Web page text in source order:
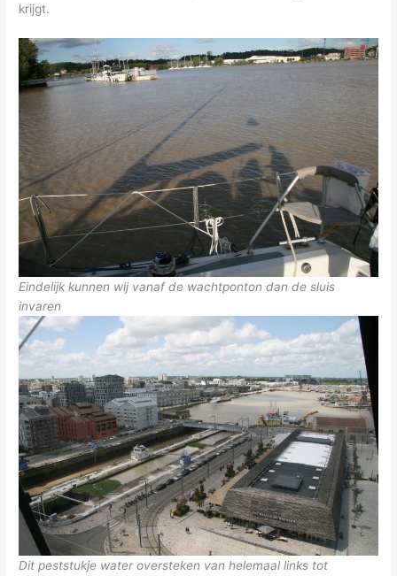
krijgt.
Eindelijk kunnen wij vanaf de wachtponton dan de sluis
invaren
Dit peststukje water oversteken van helemaal links tot